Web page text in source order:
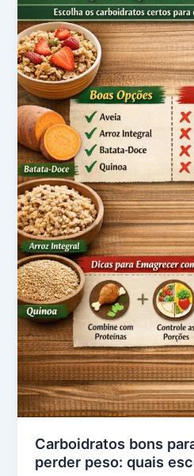
deve
fazer
Carboidratos bons
perder peso: quais